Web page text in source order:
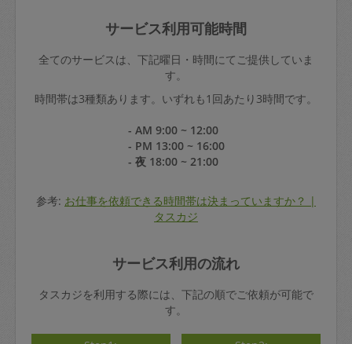
サービス利用可能時間
全てのサービスは、下記曜日・時間にてご提供していま
す。
時間帯は3種類あります。いずれも1回あたり3時間です。
- AM 9:00 ~ 12:00
- PM 13:00 ~ 16:00
- 夜 18:00 ~ 21:00
参考: お仕事を依頼できる時間帯は決まっていますか？ |
タスカジ
サービス利用の流れ
タスカジを利用する際には、下記の順でご依頼が可能で
す。